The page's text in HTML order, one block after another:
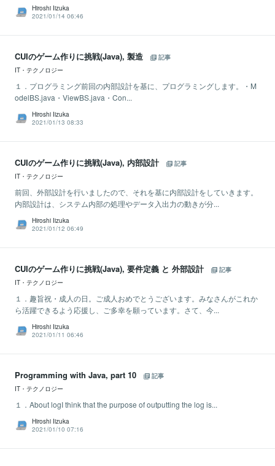
Hiroshi Iizuka
2021/01/14 06:46
CUIのゲーム作りに挑戦(Java), 製造
記事
IT・テクノロジー
１．プログラミング前回の内部設計を基に、プログラミングします。・M
odelBS.java・ViewBS.java・Con...
Hiroshi Iizuka
2021/01/13 08:33
CUIのゲーム作りに挑戦(Java), 内部設計
記事
IT・テクノロジー
前回、外部設計を行いましたので、それを基に内部設計をしていきます。
内部設計は、システム内部の処理やデータ入出力の動きが分...
Hiroshi Iizuka
2021/01/12 06:49
CUIのゲーム作りに挑戦(Java), 要件定義 と 外部設計
記事
IT・テクノロジー
１．趣旨祝・成人の日。ご成人おめでとうございます。みなさんがこれか
ら活躍できるよう応援し、ご多幸を願っています。さて、今...
Hiroshi Iizuka
2021/01/11 06:46
Programming with Java, part 10
記事
IT・テクノロジー
１．About logI think that the purpose of outputting the log is...
Hiroshi Iizuka
2021/01/10 07:16